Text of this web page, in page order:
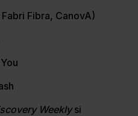
Fibra, CanovA)
Weeklysi